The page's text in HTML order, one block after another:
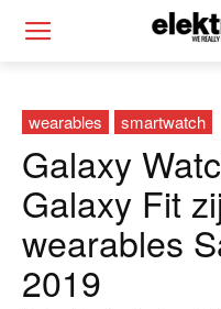
wearables smartwatch
Galaxy
Galaxy Fit
wearables
2019